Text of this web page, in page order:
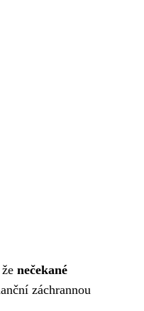
nečekané
záchrannou